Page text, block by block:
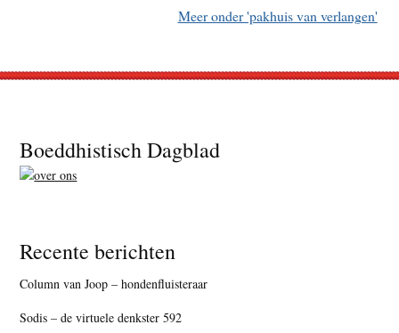
Meer onder 'pakhuis van verlangen'
Footer
Boeddhistisch Dagblad
Recente berichten
Column van Joop – hondenfluisteraar
Sodis – de virtuele denkster 592